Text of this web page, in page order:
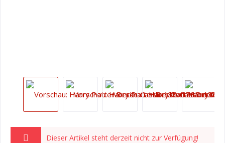
Dieser Artikel steht derzeit nicht zur Verfügung!